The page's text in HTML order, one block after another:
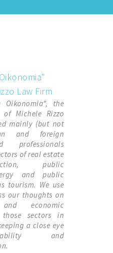
Law Firm
Oikonomia", the
Michele Rizzo
mainly (but not
and foreign
professionals
of real estate
public
and public
tourism. We use
our thoughts on
economic
sectors in
a close eye
and